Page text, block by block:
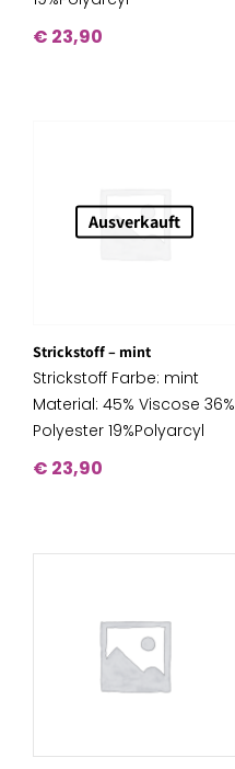
€ 23,90
Ausverkauft
Strickstoff – mint
Strickstoff Farbe: mint
Material: 45% Viscose 36%
Polyester 19%Polyarcyl
€ 23,90